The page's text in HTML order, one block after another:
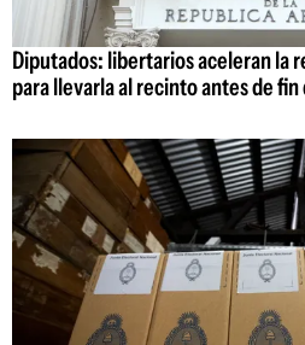
Diputados: libertarios aceleran la
para llevarla al recinto antes de fin